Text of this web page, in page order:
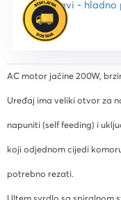
AC motor jačine 200W,
Uređaj ima veliki otvor za
napuniti (self feeding) i
koji odjednom cijedi
potrebno rezati.